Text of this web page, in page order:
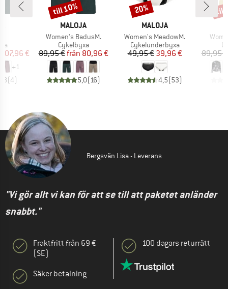
pris
107,96 €
+1
(4)
VARUMÄRKE
MALOJA
Produkter
Women's BadusM.
Produktgrupp
Cykelbyxa
Pris
89,95 € Reducerat pris
från 80,96 €
5,0(16)
Rabatt
till 10%
VARUMÄRKE
MALOJA
Produkter
Women's MeadowM.
Produktgrupp
Cykelunderbyxa
Pris
49,95 €Reducerat pris
39,96 €
4,5(53)
Rabatt
20%
89,95 €
till
Bergsvän Lisa - Leverans
"Vi gör allt vi kan för att se till att paketet anländer
snabbt."
Fraktfritt från 69 €
(SE)
Säker betalning
100 dagars returrätt